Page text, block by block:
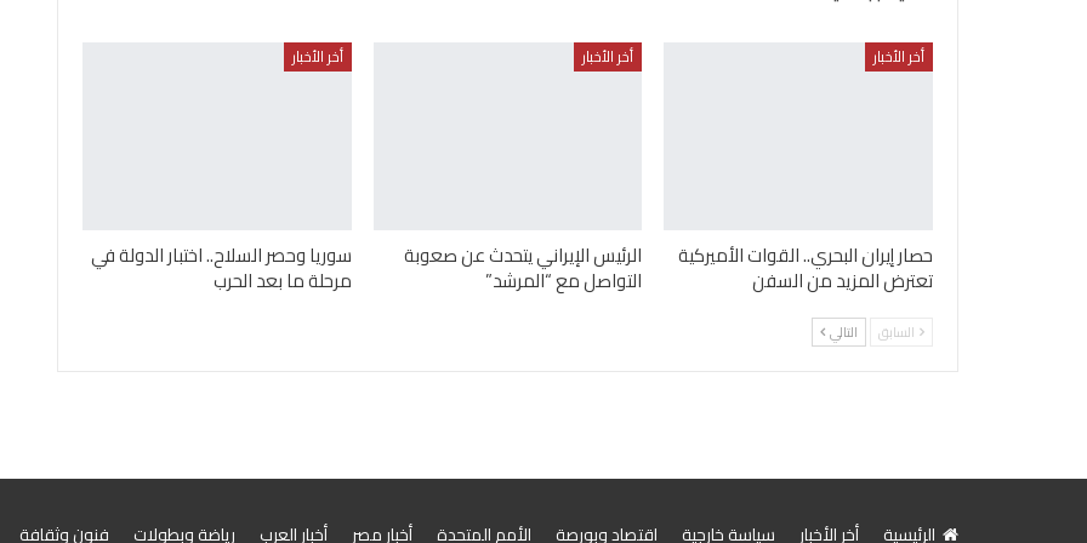
أخر الأخبار
حصار إيران البحري.. القوات الأميركية
تعترض المزيد من السفن
أخر الأخبار
الرئيس الإيراني يتحدث عن صعوبة
التواصل مع “المرشد”
أخر الأخبار
سوريا وحصر السلاح.. اختبار الدولة في
مرحلة ما بعد الحرب
السابق التالي
الرئيسية أخر الأخبار سياسة خارجية اقتصاد وبورصة الأمم المتحدة أخبار مصر أخبار العرب رياضة وبطولات فنون وثقافة